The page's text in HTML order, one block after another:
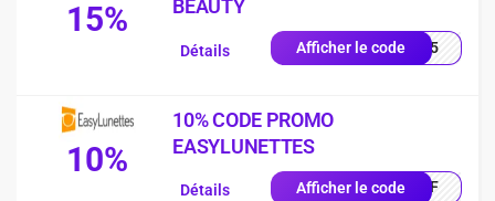
15%
BEAUTY
Afficher le codeNA15
Détails
10%
10% CODE PROMO
EASYLUNETTES
Afficher le code0OFF
Détails